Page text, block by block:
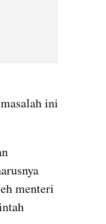
ini
menteri